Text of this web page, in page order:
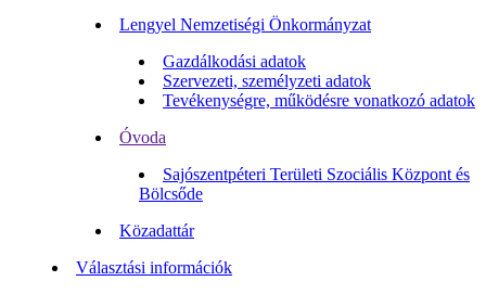
Lengyel Nemzetiségi Önkormányzat
Gazdálkodási adatok
Szervezeti, személyzeti adatok
Tevékenységre, működésre vonatkozó adatok
Óvoda
Sajószentpéteri Területi Szociális Központ és
Bölcsőde
Közadattár
Választási információk